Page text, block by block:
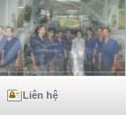
Liên hệ